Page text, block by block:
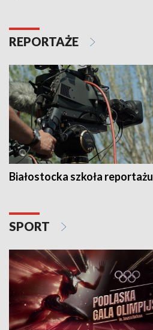
REPORTAŻE
Białostocka szkoła reportażu
SPORT